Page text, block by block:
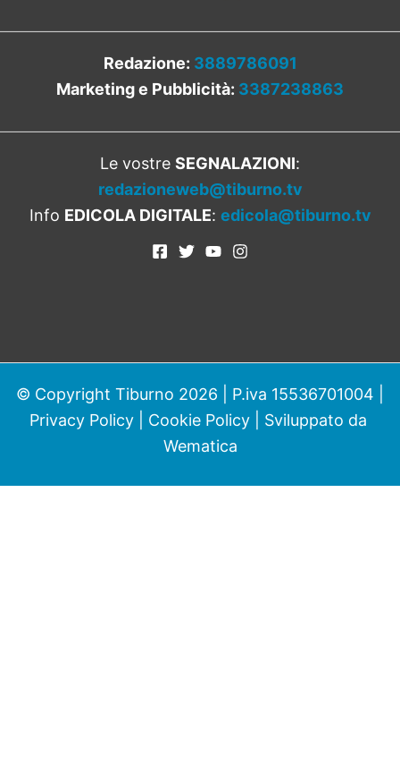
Redazione: 3889786091
Marketing e Pubblicità: 3387238863
Le vostre SEGNALAZIONI:
redazioneweb@tiburno.tv
Info EDICOLA DIGITALE: edicola@tiburno.tv
© Copyright Tiburno 2026 | P.iva 15536701004 |
Privacy Policy| Cookie Policy| Sviluppato da
Wematica